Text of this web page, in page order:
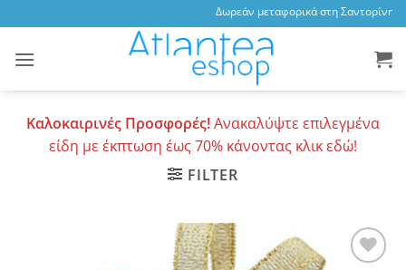
to
content
Δωρεάν μεταφορικά στη Σαντορίνη,
Καλοκαιρινές Προσφορές!Ανακαλύψτε επιλεγμένα
είδη με έκπτωση έως 70% κάνοντας κλικ εδώ!
FILTER